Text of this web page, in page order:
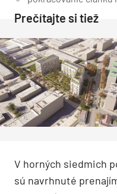
Prečítajte si tiež
V horných siedmich
sú navrhnuté